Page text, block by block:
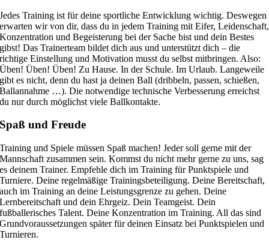
Jedes Training ist für deine sportliche Entwicklung wichtig. Deswegen
erwarten wir von dir, dass du in jedem Training mit Eifer, Leidenschaft,
Konzentration und Begeisterung bei der Sache bist und dein Bestes
gibst! Das Trainerteam bildet dich aus und unterstützt dich – die
richtige Einstellung und Motivation musst du selbst mitbringen. Also:
Üben! Üben! Üben! Zu Hause. In der Schule. Im Urlaub. Langeweile
gibt es nicht, denn du hast ja deinen Ball (dribbeln, passen, schießen,
Ballannahme …). Die notwendige technische Verbesserung erreichst
du nur durch möglichst viele Ballkontakte.
Spaß und Freude
Training und Spiele müssen Spaß machen! Jeder soll gerne mit der
Mannschaft zusammen sein. Kommst du nicht mehr gerne zu uns, sag
es deinem Trainer. Empfehle dich im Training für Punktspiele und
Turniere. Deine regelmäßige Trainingsbeteiligung. Deine Bereitschaft,
auch im Training an deine Leistungsgrenze zu gehen. Deine
Lernbereitschaft und dein Ehrgeiz. Dein Teamgeist. Dein
fußballerisches Talent. Deine Konzentration im Training. All das sind
Grundvoraussetzungen später für deinen Einsatz bei Punktspielen und
Turnieren.